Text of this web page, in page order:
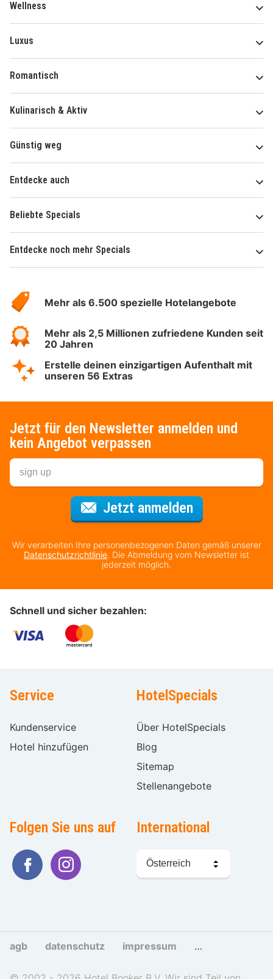
Wellness
Luxus
Romantisch
Kulinarisch & Aktiv
Günstig weg
Entdecke auch
Beliebte Specials
Entdecke noch mehr Specials
Hotelspecials
Mehr als 6.500 spezielle Hotelangebote
Mehr als 2,5 Millionen zufriedene Kunden seit
20 Jahren
Erstelle deinen einzigartigen Aufenthalt mit
unseren 56 Extras
Jetzt für den Newsletter anmelden und
kein Angebot verpassen
Jetzt anmeldenFür den
Wir verarbeiten Ihre personenbezogenen Daten gemäß unserer
Datenschutzrichtlinie. Die Abmeldung vom Newsletter ist
jederzeit möglich.
Schnell und sicher bezahlen:
Service
Kundenservice
Hotel hinzufügen
HotelSpecials
Über HotelSpecials
Blog
Sitemap
Stellenangebote
Folgen Sie uns auf International
Sprache
wählen
agb datenschutz impressum cookies und